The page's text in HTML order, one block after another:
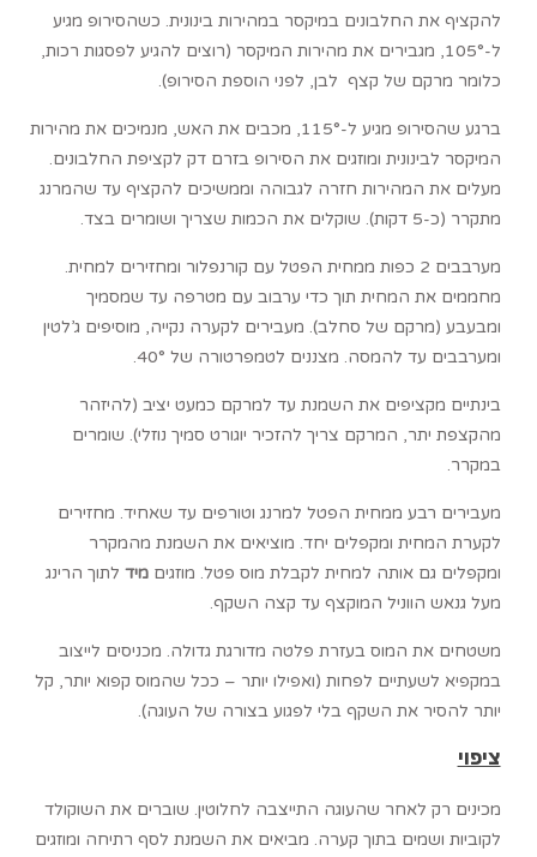
להקציף את החלבונים במיקסר במהירות בינונית. כשהסירופ מגיע
ל-105°, מגבירים את מהירות המיקסר (רוצים להגיע לפסגות רכות,
כלומר מרקם של קצף לבן, לפני הוספת הסירופ).
ברגע שהסירופ מגיע ל-115°, מכבים את האש, מנמיכים את מהירות
המיקסר לבינונית ומוזגים את הסירופ בזרם דק לקציפת החלבונים.
מעלים את המהירות חזרה לגבוהה וממשיכים להקציף עד שהמרנג
מתקרר (כ-5 דקות). שוקלים את הכמות שצריך ושומרים בצד.
מערבבים 2 כפות ממחית הפטל עם קורנפלור ומחזירים למחית.
מחממים את המחית תוך כדי ערבוב עם מטרפה עד שמסמיך
ומבעבע (מרקם של סחלב). מעבירים לקערה נקייה, מוסיפים ג’לטין
ומערבבים עד להמסה. מצננים לטמפרטורה של 40°.
בינתיים מקציפים את השמנת עד למרקם כמעט יציב (להיזהר
מהקצפת יתר, המרקם צריך להזכיר יוגורט סמיך נוזלי). שומרים
במקרר.
מעבירים רבע ממחית הפטל למרנג וטורפים עד שאחיד. מחזירים
לקערת המחית ומקפלים יחד. מוציאים את השמנת מהמקרר
ומקפלים גם אותה למחית לקבלת מוס פטל. מוזגיםמיד לתוך הרינג
מעל גנאש הווניל המוקצף עד קצה השקף.
משטחים את המוס בעזרת פלטה מדורגת גדולה. מכניסים לייצוב
במקפיא לשעתיים לפחות (ואפילו יותר – ככל שהמוס קפוא יותר, קל
יותר להסיר את השקף בלי לפגוע בצורה של העוגה).
ציפוי
מכינים רק לאחר שהעוגה התייצבה לחלוטין. שוברים את השוקולד
לקוביות ושמים בתוך קערה. מביאים את השמנת לסף רתיחה ומוזגים